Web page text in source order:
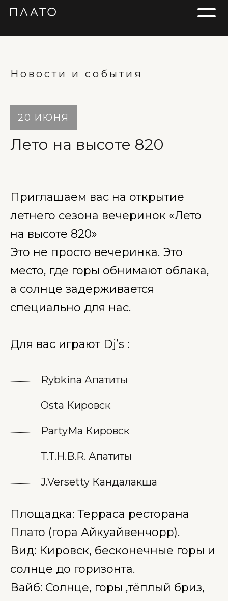
Новости и события
20 ИЮНЯ
Лето на высоте 820
Приглашаем вас на открытие
летнего сезона вечеринок «Лето
на высоте 820»
Это не просто вечеринка. Это
место, где горы обнимают облака,
а солнце задерживается
специально для нас.
Для вас играют Dj’s :
Rybkina Апатиты
Osta Кировск
PartyMa Кировск
T.T.H.B.R. Апатиты
J.Versetty Кандалакша
Площадка: Терраса ресторана
Плато (гора Айкуайвенчорр).
Вид: Кировск, бесконечные горы и
солнце до горизонта.
Вайб: Солнце, горы ,тёплый бриз,